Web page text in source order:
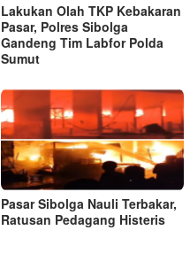
Lakukan Olah TKP Kebakaran
Pasar, Polres Sibolga
Gandeng Tim Labfor Polda
Sumut
Pasar Sibolga Nauli Terbakar,
Ratusan Pedagang Histeris